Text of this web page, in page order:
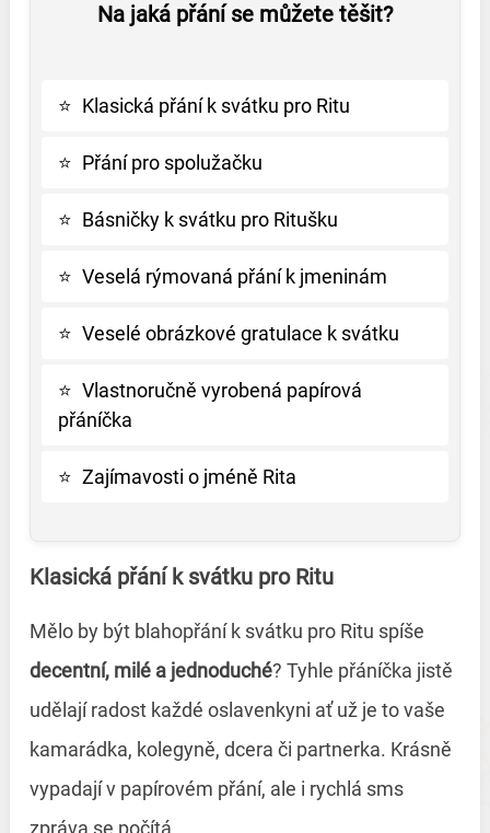
Na jaká přání se můžete těšit?
⭐ Klasická přání k svátku pro Ritu
⭐ Přání pro spolužačku
⭐ Básničky k svátku pro Ritušku
⭐ Veselá rýmovaná přání k jmeninám
⭐ Veselé obrázkové gratulace k svátku
⭐ Vlastnoručně vyrobená papírová
přáníčka
⭐ Zajímavosti o jméně Rita
Klasická přání k svátku pro Ritu
Mělo by být blahopřání k svátku pro Ritu spíše
decentní, milé a jednoduché? Tyhle přáníčka jistě
udělají radost každé oslavenkyni ať už je to vaše
kamarádka, kolegyně, dcera či partnerka. Krásně
vypadají v papírovém přání, ale i rychlá sms
zpráva se počítá.